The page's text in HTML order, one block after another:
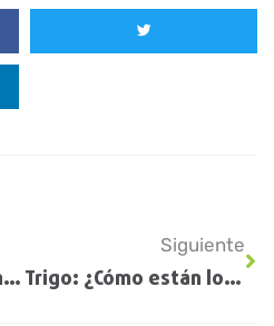
La Mesa de Enlace lanzó un paro nacional del campo por la falta de gasoil
Siguiente
Trigo: ¿Cómo están los lotes implantados?